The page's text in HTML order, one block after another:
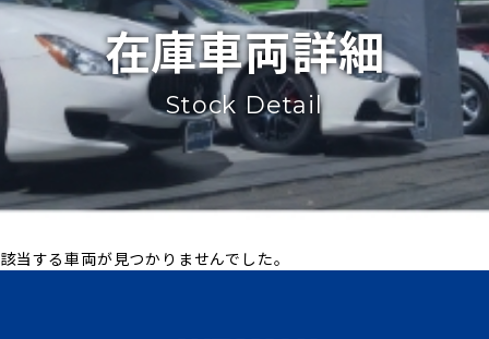
在庫車両詳細
Stock Detail
該当する車両が見つかりませんでした。